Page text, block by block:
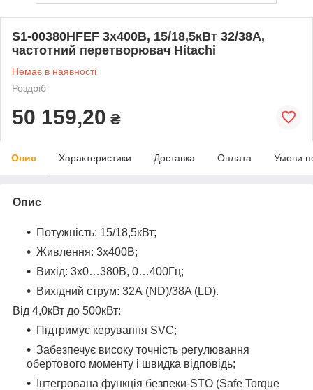
S1-00380HFEF 3х400В, 15/18,5кВт 32/38А,
частотний перетворювач Hitachi
Немає в наявності
Роздріб
50 159,20 ₴
Опис Характеристики Доставка Оплата Умови
Опис
Потужність: 15/18,5кВт;
Живлення: 3х400В;
Вихід: 3х0…380B, 0…400Гц;
Вихідний струм: 32А (ND)/38A (LD).
Від 4,0кВт до 500кВт:
Підтримує керування SVC;
Забезпечує високу точність регулювання
обертового моменту і швидка відповідь;
Інтегрована функція безпеки-STO (Safe Torque